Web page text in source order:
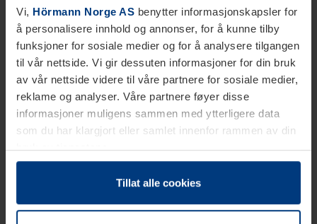
Vi, Hörmann Norge AS benytter informasjonskapsler for
å personalisere innhold og annonser, for å kunne tilby
funksjoner for sosiale medier og for å analysere tilgangen
til vår nettside. Vi gir dessuten informasjoner for din bruk
av vår nettside videre til våre partnere for sosiale medier,
reklame og analyser. Våre partnere føyer disse
informasjoner muligens sammen med ytterligere data
som du har klargjort eller samlet innenfor rammen av din
bruk av tjenestene.
Etter loven kan vi lagre informasjonskapsler på din
datamaskin, hvis disse er absolutt nødvendig for drift av
trenger vi din tillatelse. Du kan når som helst endre eller
Tillat alle cookies